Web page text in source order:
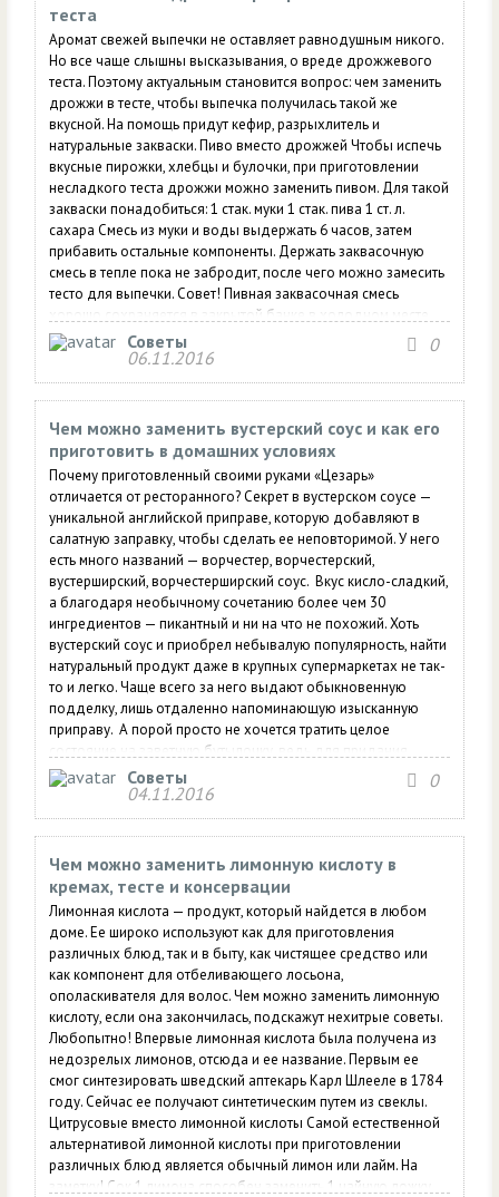
теста
Аромат свежей выпечки не оставляет равнодушным никого.
Но все чаще слышны высказывания, о вреде дрожжевого
теста. Поэтому актуальным становится вопрос: чем заменить
дрожжи в тесте, чтобы выпечка получилась такой же
вкусной. На помощь придут кефир, разрыхлитель и
натуральные закваски. Пиво вместо дрожжей Чтобы испечь
вкусные пирожки, хлебцы и булочки, при приготовлении
несладкого теста дрожжи можно заменить пивом. Для такой
закваски понадобиться: 1 стак. муки 1 стак. пива 1 ст. л.
сахара Смесь из муки и воды выдержать 6 часов, затем
прибавить остальные компоненты. Держать заквасочную
смесь в тепле пока не забродит, после чего можно замесить
тесто для выпечки. Совет! Пивная заквасочная смесь
хорошо сохраняется в закрытой банке в холодном месте.
Как приготовить традиционную закваску Простейший рецепт
закваски, известный с давних времен, позволит
приготовить...
Советы
06.11.2016
0
Чем можно заменить вустерский соус и как его
приготовить в домашних условиях
Почему приготовленный своими руками «Цезарь»
отличается от ресторанного? Секрет в вустерском соусе —
уникальной английской приправе, которую добавляют в
салатную заправку, чтобы сделать ее неповторимой. У него
есть много названий — ворчестер, ворчестерский,
вустерширский, ворчестерширский соус. Вкус кисло-сладкий,
а благодаря необычному сочетанию более чем 30
ингредиентов — пикантный и ни на что не похожий. Хоть
вустерский соус и приобрел небывалую популярность, найти
натуральный продукт даже в крупных супермаркетах не так-
то и легко. Чаще всего за него выдают обыкновенную
подделку, лишь отдаленно напоминающую изысканную
приправу. А порой просто не хочется тратить целое
состояние на заветную бутылочку, ведь для придания
изюминки любому блюду достаточно всего нескольких
капель концентрированного ингредиента. Поэтому
любители ресторанных блюд нередко интересуются,
можно...
Советы
04.11.2016
0
Чем можно заменить лимонную кислоту в
кремах, тесте и консервации
Лимонная кислота — продукт, который найдется в любом
доме. Ее широко используют как для приготовления
различных блюд, так и в быту, как чистящее средство или
как компонент для отбеливающего лосьона,
ополаскивателя для волос. Чем можно заменить лимонную
кислоту, если она закончилась, подскажут нехитрые советы.
Любопытно! Впервые лимонная кислота была получена из
недозрелых лимонов, отсюда и ее название. Первым ее
смог синтезировать шведский аптекарь Карл Шлееле в 1784
году. Сейчас ее получают синтетическим путем из свеклы.
Цитрусовые вместо лимонной кислоты Самой естественной
альтернативой лимонной кислоты при приготовлении
различных блюд является обычный лимон или лайм. На
заметку! Сок 1 лимона способен заменить 1 чайную ложку